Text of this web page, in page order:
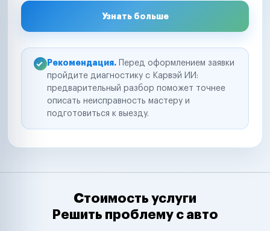
Узнать больше
Рекомендация. Перед оформлением заявки
пройдите диагностику с Карвэй ИИ:
предварительный разбор поможет точнее
описать неисправность мастеру и
подготовиться к выезду.
Стоимость услуги
Решить проблему с авто